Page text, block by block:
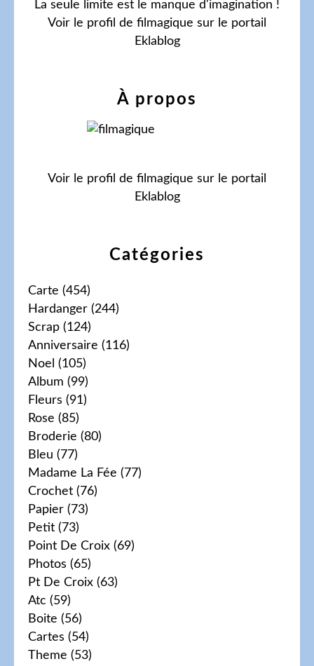
Catégories
Carte (454)
Hardanger (244)
Scrap (124)
Anniversaire (116)
Noel (105)
Album (99)
Fleurs (91)
Rose (85)
Broderie (80)
Bleu (77)
Madame La Fée (77)
Crochet (76)
Papier (73)
Petit (73)
Point De Croix (69)
Photos (65)
Pt De Croix (63)
Atc (59)
Boite (56)
Cartes (54)
Theme (53)
La seule limite est le manque d'imagination !
Voir le profil de filmagique sur le portail
Eklablog
À propos
Voir le profil de filmagique sur le portail
Eklablog